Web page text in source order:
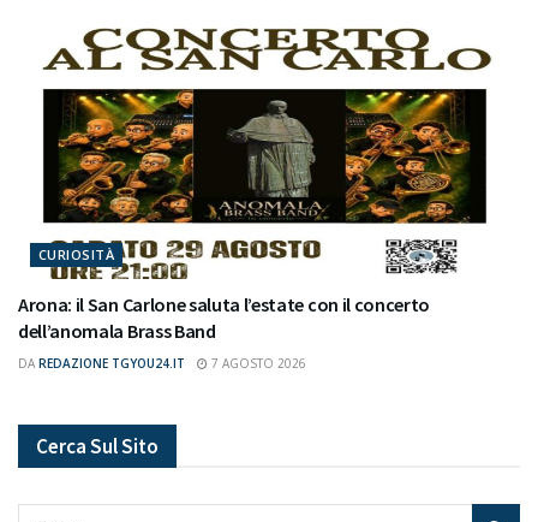
CURIOSITÀ
Arona: il San Carlone saluta l’estate con il concerto
dell’anomala Brass Band
DA REDAZIONE TGYOU24.IT 7 AGOSTO 2026
Cerca Sul Sito